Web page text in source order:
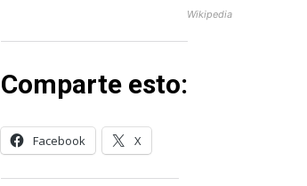
Wikipedia
Comparte esto:
Facebook X